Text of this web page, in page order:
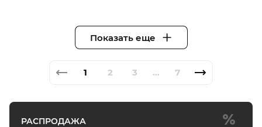
РАСПРОДАЖА
Показать еще
1 2 3 ... 7